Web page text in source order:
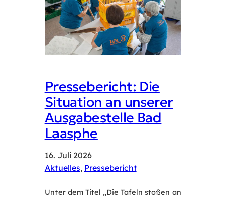
Pressebericht: Die
Situation an unserer
Ausgabestelle Bad
Laasphe
16. Juli 2026
Aktuelles, Pressebericht
Unter dem Titel „Die Tafeln stoßen an